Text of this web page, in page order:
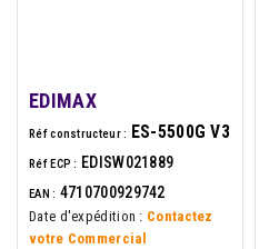
EDIMAX
Réf constructeur : ES-5500G V3
Réf ECP : EDISW021889
EAN : 4710700929742
Date d'expédition : Contactez
votre Commercial